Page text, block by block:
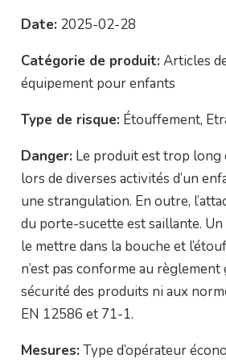
Date: 2025-02-28
Catégorie de produit: Articles
équipement pour enfants
Type de risque: Étouffement,
Danger: Le produit est trop long
lors de diverses activités d’un
une strangulation. En outre,
du porte-sucette est saillante.
le mettre dans la bouche et
n’est pas conforme au
sécurité des produits ni aux
EN 12586 et 71-1.
Mesures: Type d’opérateur